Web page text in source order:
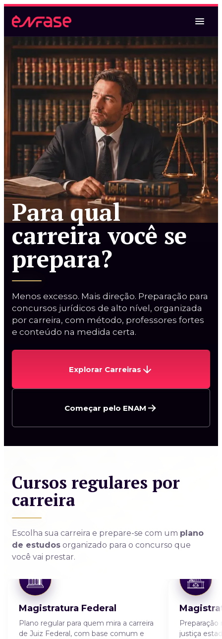
Magistratura Federal
Magistratura Federal e MPF
Magistratura Federal e Estadual
Magistratura Estadual
Magistratura Estadual e MPE
Magistratura Federal e Estadual
Curso Procuradorias
Carreiras da AGU
Procurador do BACEN
Para qual
carreira você se
prepara?
Menos excesso. Mais direção. Preparação para
concursos jurídicos de alto nível, organizada
por carreira, com método, professores fortes
e conteúdo na medida certa.
Explorar Carreiras
Começar pelo ENAM
Cursos regulares por
carreira
Escolha sua carreira e prepare-se com um plano
de estudos organizado para o concurso que
você vai prestar.
Magistratura Federal
Plano regular para quem mira a carreira
de Juiz Federal, com base comum e
Preparação
justiça